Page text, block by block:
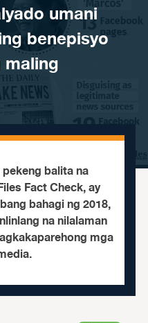
umani
benepisyo
balita na
Fact Check, ay
bahagi ng 2018,
na nilalaman
mga